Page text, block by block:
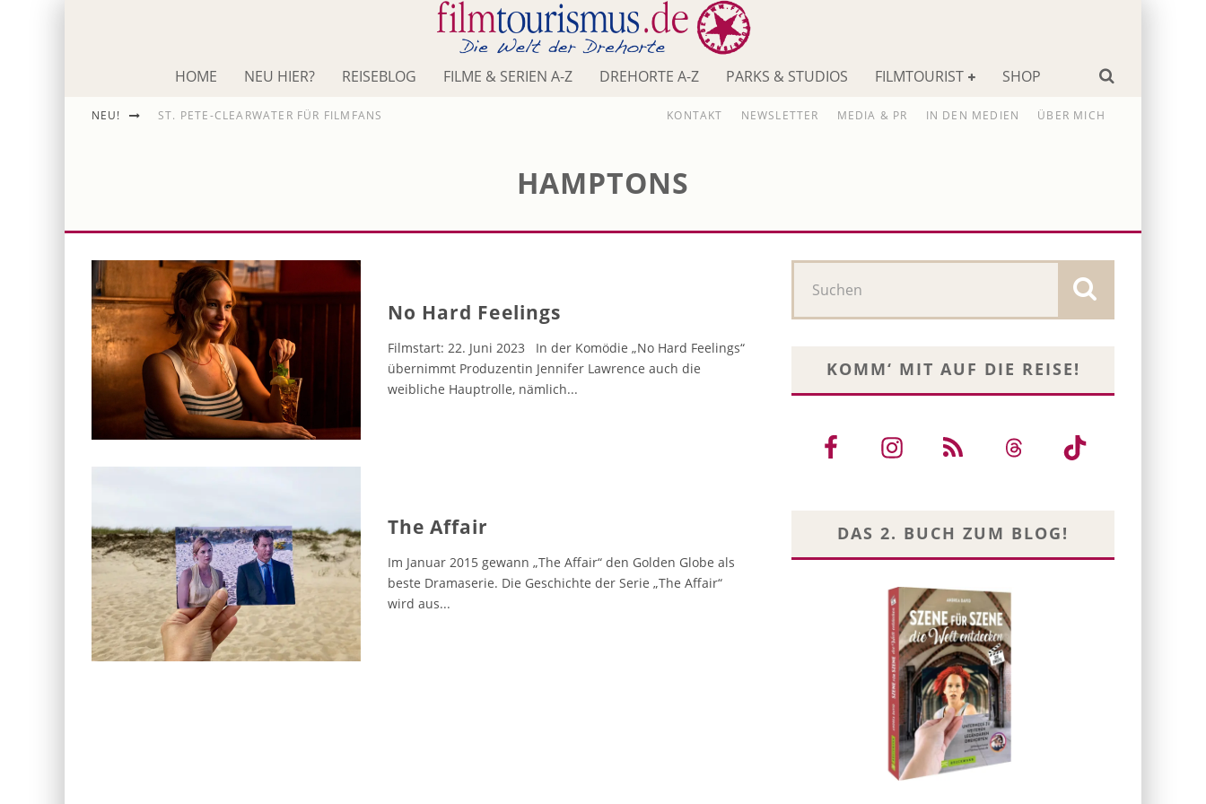
HOME NEU HIER? REISEBLOG FILME & SERIEN A-Z DREHORTE A-Z PARKS & STUDIOS FILMTOURIST SHOP
NEU! ST. PETE-CLEARWATER FÜR FILMFANS KONTAKT NEWSLETTER MEDIA & PR IN DEN MEDIEN ÜBER MICH
HAMPTONS
No Hard Feelings
Filmstart: 22. Juni 2023 In der Komödie „No Hard Feelings“
übernimmt Produzentin Jennifer Lawrence auch die
weibliche Hauptrolle, nämlich...
The Affair
Im Januar 2015 gewann „The Affair“ den Golden Globe als
beste Dramaserie. Die Geschichte der Serie „The Affair“
wird aus...
KOMM‘ MIT AUF DIE REISE!
DAS 2. BUCH ZUM BLOG!